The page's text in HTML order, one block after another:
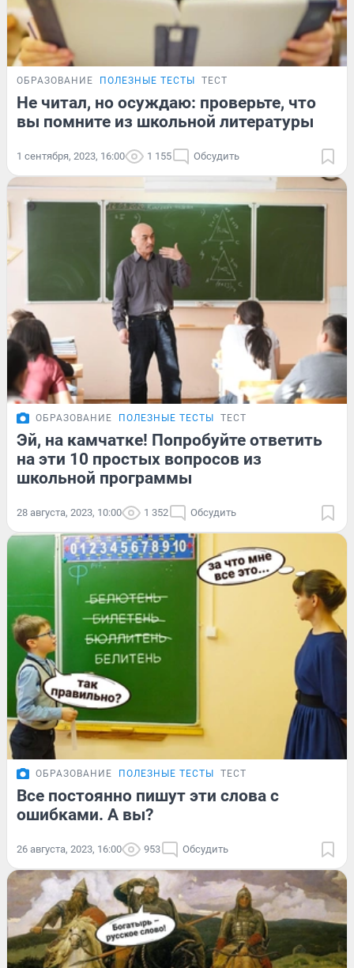
ОБРАЗОВАНИЕ ПОЛЕЗНЫЕ ТЕСТЫ ТЕСТ
Не читал, но осуждаю: проверьте, что
вы помните из школьной литературы
1 сентября, 2023, 16:00 1 155 Обсудить
ОБРАЗОВАНИЕ ПОЛЕЗНЫЕ ТЕСТЫ ТЕСТ
Эй, на камчатке! Попробуйте ответить
на эти 10 простых вопросов из
школьной программы
28 августа, 2023, 10:00 1 352 Обсудить
ОБРАЗОВАНИЕ ПОЛЕЗНЫЕ ТЕСТЫ ТЕСТ
Все постоянно пишут эти слова с
ошибками. А вы?
26 августа, 2023, 16:00 953 Обсудить